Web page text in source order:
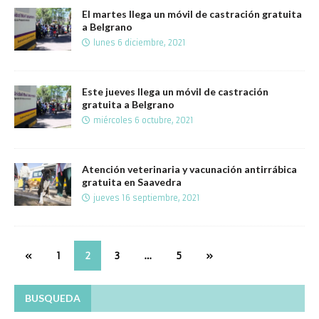
El martes llega un móvil de castración gratuita
a Belgrano
lunes 6 diciembre, 2021
Este jueves llega un móvil de castración
gratuita a Belgrano
miércoles 6 octubre, 2021
Atención veterinaria y vacunación antirrábica
gratuita en Saavedra
jueves 16 septiembre, 2021
« 1 2 3 … 5 »
BUSQUEDA